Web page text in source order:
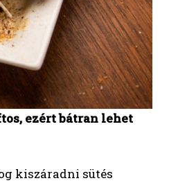
ezért bátran lehet
kiszáradni sütés